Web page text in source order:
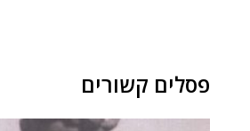
פסלים קשורים